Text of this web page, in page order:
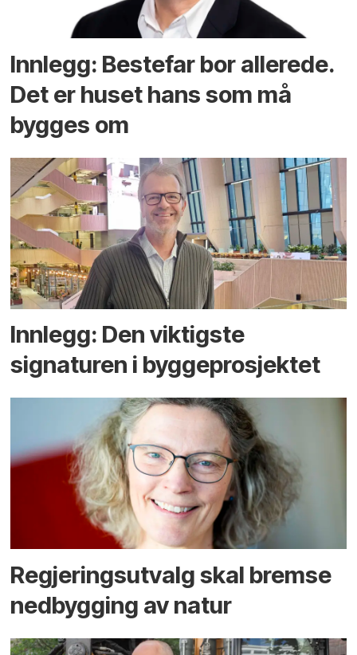
Innlegg: Bestefar bor allerede.
Det er huset hans som må
bygges om
Innlegg: Den viktigste
signaturen i bygge­­prosjektet
Regjerings­utvalg skal bremse
ned­bygging av natur